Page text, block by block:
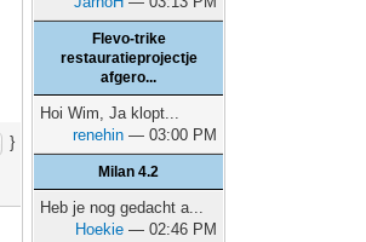
}
Flevo-trike
restauratieprojectje
afgero...
Hoi Wim, Ja klopt...
renehin — 03:00 PM
Milan 4.2
Heb je nog gedacht a...
Hoekie — 02:46 PM